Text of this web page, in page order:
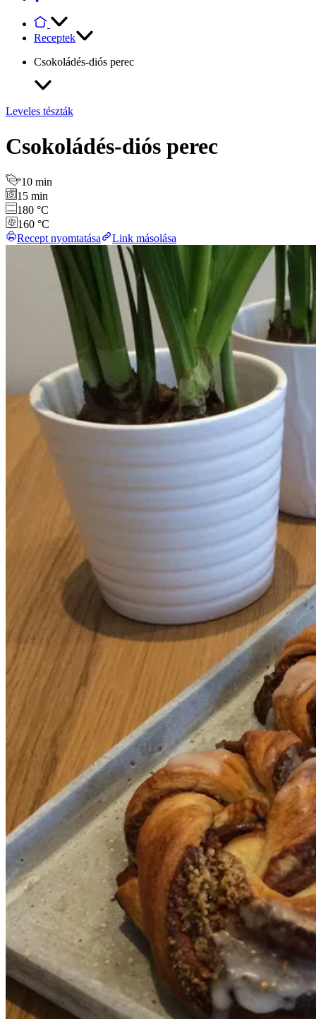
Receptek
Csokoládés-diós perec
Leveles tészták
Csokoládés-diós perec
10 min
15 min
180 °C
160 °C
Recept nyomtatása
Link másolása